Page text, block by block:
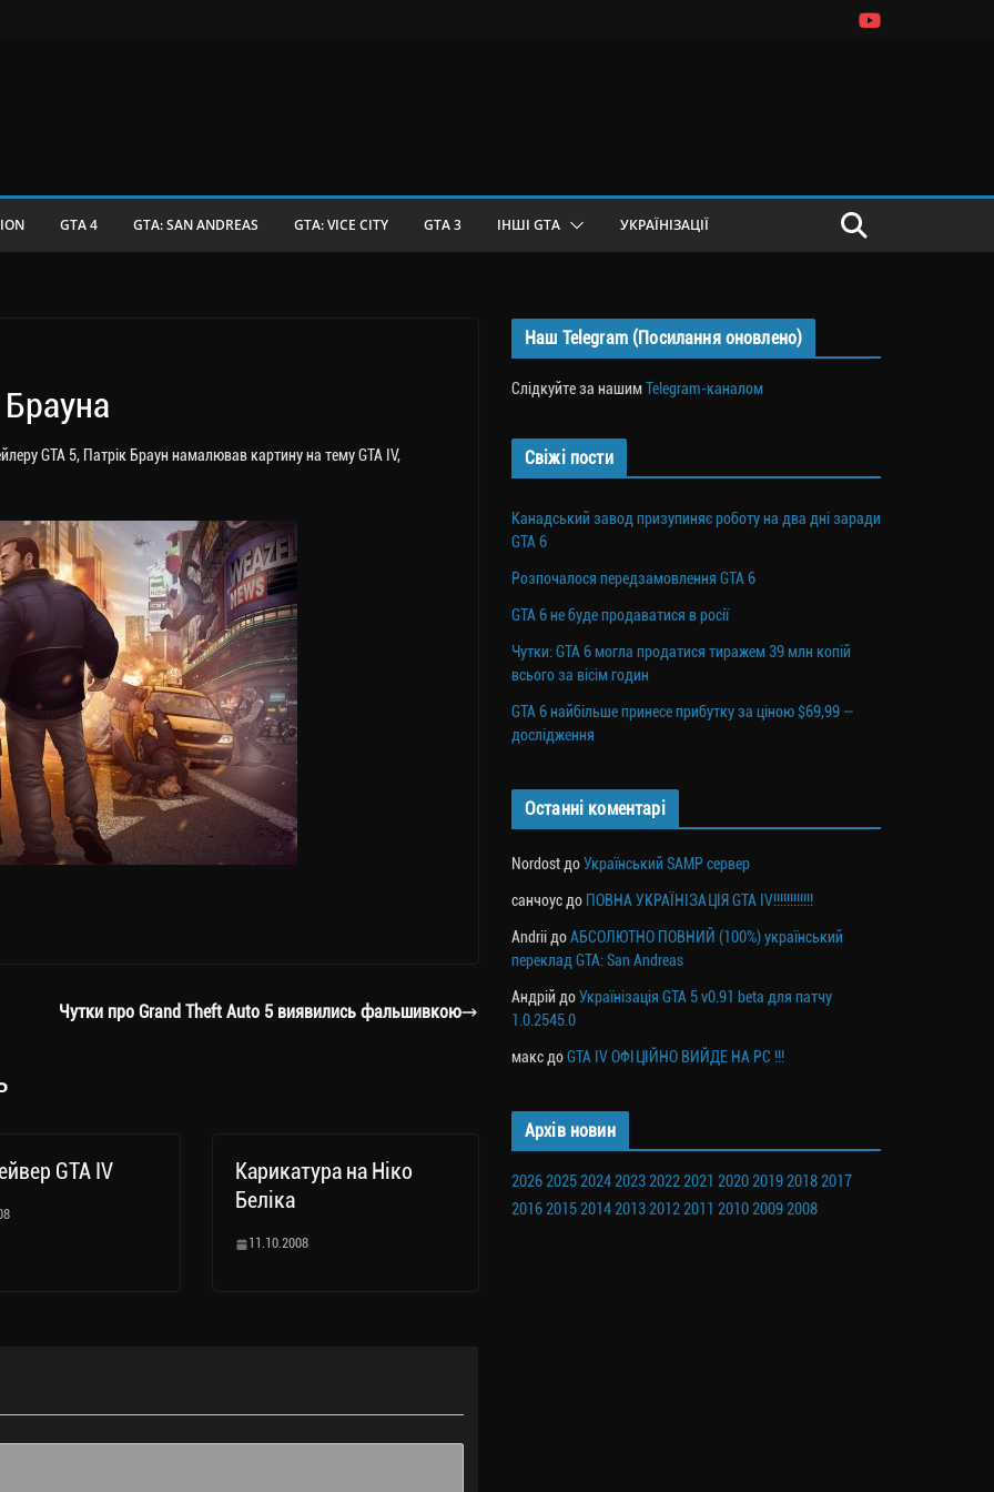
GTA 4 GTA: SAN ANDREAS GTA: VICE CITY GTA 3 ІНШІ GTA УКРАЇНІЗАЦІЇ
Брауна
GTA 5, Патрік Браун намалював картину на тему GTA IV,
Чутки про Grand Theft Auto 5 виявились фальшивкою
GTA IV
Карикатура на Ніко
Беліка
11.10.2008
Наш Telegram (Посилання оновлено)
Слідкуйте за нашимTelegram-каналом
Свіжі пости
Канадський завод призупиняє роботу на два дні заради
GTA 6
Розпочалося передзамовлення GTA 6
GTA 6 не буде продаватися в росії
Чутки: GTA 6 могла продатися тиражем 39 млн копій
всього за вісім годин
GTA 6 найбільше принесе прибутку за ціною $69,99 —
дослідження
Останні коментарі
Nordost доУкраїнський SAMP сервер
санчоус до ПОВНА УКРАЇНІЗАЦІЯ GTA IV!!!!!!!!!!!!
Andrii доАБСОЛЮТНО ПОВНИЙ (100%) український
переклад GTA: San Andreas
Андрій доУкраїнізація GTA 5 v0.91 beta для патчу
1.0.2545.0
макс доGTA IV ОФІЦІЙНО ВИЙДЕ НА PC !!!
Архів новин
202620252024202320222021 2020201920182017
201620152014201320122011 201020092008